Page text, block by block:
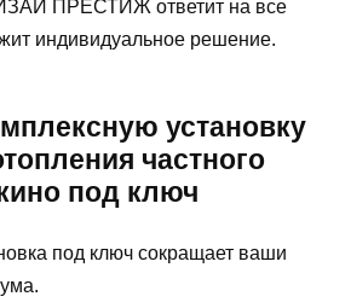
ПРЕСТИЖ ответит на все
индивидуальное решение.
установку
частного
под ключ
под ключ сокращает ваши